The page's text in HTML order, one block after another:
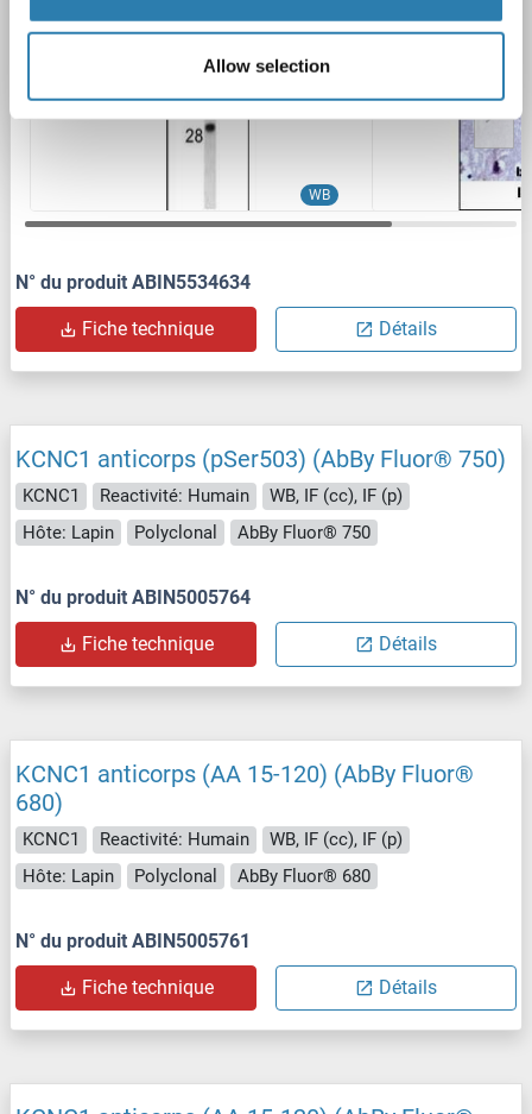
Allow selection
WB
N° du produit ABIN5534634
Fiche technique Détails
KCNC1 anticorps (pSer503) (AbBy Fluor® 750)
KCNC1 Reactivité: Humain
WB, IF (cc), IF (p)
Hôte: Lapin
Polyclonal AbBy Fluor® 750
N° du produit ABIN5005764
Fiche technique Détails
KCNC1 anticorps (AA 15-120) (AbBy Fluor®
680)
KCNC1 Reactivité: Humain
WB, IF (cc), IF (p)
Hôte: Lapin
Polyclonal AbBy Fluor® 680
N° du produit ABIN5005761
Fiche technique Détails